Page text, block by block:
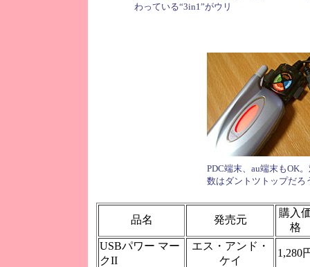
わっている“3in1”がウリ
PDC端末、au端末もOK
数はダントツトップだろ
品名 発売元
購入
格
USBパワー マー
クII
エス・アンド・
ケイ
1,280